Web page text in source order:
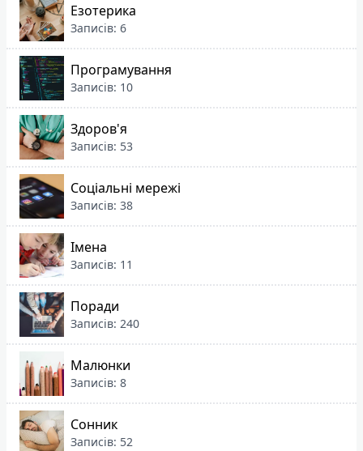
Езотерика
Записів: 6
Програмування
Записів: 10
Здоров'я
Записів: 53
Соціальні мережі
Записів: 38
Імена
Записів: 11
Поради
Записів: 240
Малюнки
Записів: 8
Сонник
Записів: 52